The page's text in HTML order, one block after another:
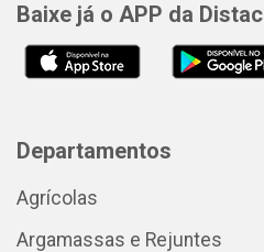
Baixe já o APP da Distac
Departamentos
Agrícolas
Argamassas e Rejuntes